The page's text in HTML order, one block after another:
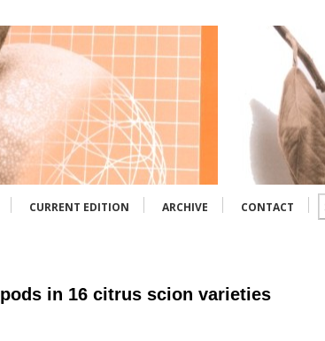
CURRENT EDITION ARCHIVE CONTACT
in 16 citrus scion varieties